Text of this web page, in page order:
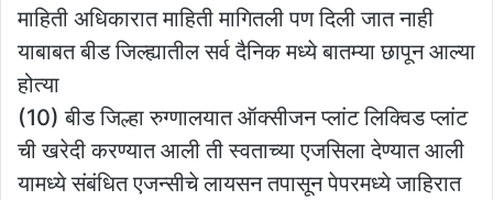
माहिती अधिकारात माहिती मागितली पण दिली जात नाही
याबाबत बीड जिल्ह्यातील सर्व दैनिक मध्ये बातम्या छापून आल्या
होत्या
(10) बीड जिल्हा रुग्णालयात ऑक्सीजन प्लांट लिक्विड प्लांट
ची खरेदी करण्यात आली ती स्वताच्या एजसिला देण्यात आली
यामध्ये संबंधित एजन्सीचे लायसन तपासून पेपरमध्ये जाहिरात